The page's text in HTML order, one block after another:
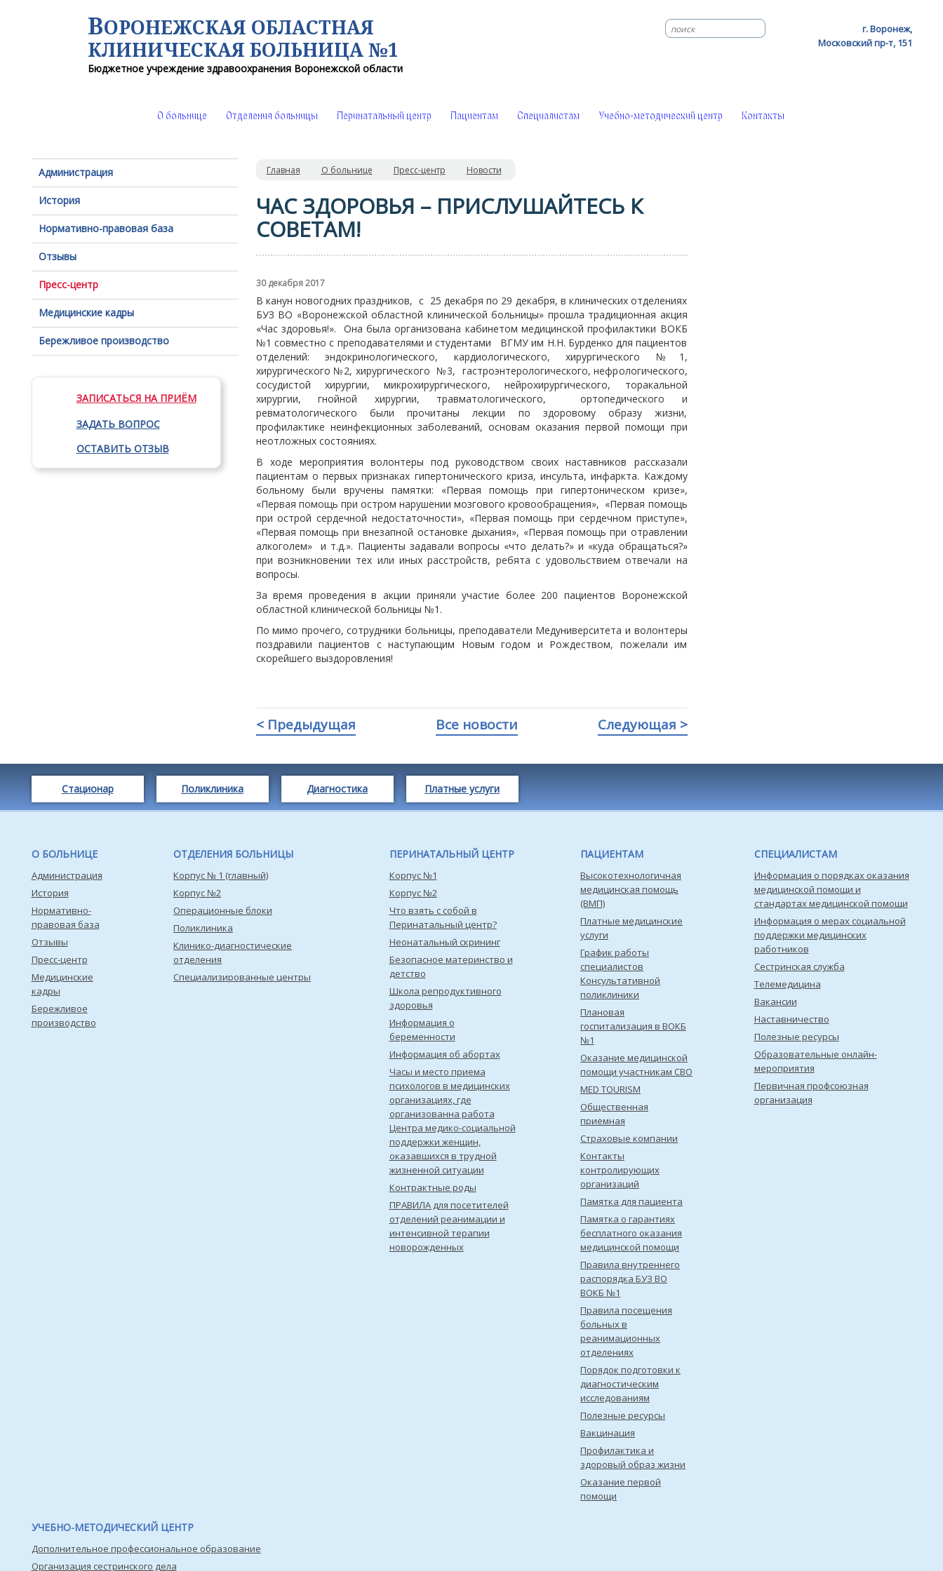
ВОРОНЕЖСКАЯ ОБЛАСТНАЯ
КЛИНИЧЕСКАЯ БОЛЬНИЦА №1
Бюджетное учреждение здравоохранения Воронежской области
г. Воронеж,
Московский пр-т, 151
О больнице Отделения больницы Перинатальный центр Пациентам Специалистам Учебно-методический центр Контакты
Администрация
История
Нормативно-правовая база
Отзывы
Пресс-центр
Медицинские кадры
Бережливое производство
ЗАПИСАТЬСЯ НА ПРИЁМ
ЗАДАТЬ ВОПРОС
ОСТАВИТЬ ОТЗЫВ
Главная О больнице Пресс-центр Новости
ЧАС ЗДОРОВЬЯ – ПРИСЛУШАЙТЕСЬ К
СОВЕТАМ!
30 декабря 2017
В канун новогодних праздников, с 25 декабря по 29 декабря, в клинических отделениях
БУЗ ВО «Воронежской областной клинической больницы» прошла традиционная акция
«Час здоровья!». Она была организована кабинетом медицинской профилактики ВОКБ
№1 совместно с преподавателями и студентами ВГМУ им Н.Н. Бурденко для пациентов
отделений: эндокринологического, кардиологического, хирургического №1,
хирургического №2, хирургического №3, гастроэнтерологического, нефрологического,
сосудистой хирургии, микрохирургического, нейрохирургического, торакальной
хирургии, гнойной хирургии, травматологического, ортопедического и
ревматологического были прочитаны лекции по здоровому образу жизни,
профилактике неинфекционных заболеваний, основам оказания первой помощи при
неотложных состояниях.
В ходе мероприятия волонтеры под руководством своих наставников рассказали
пациентам о первых признаках гипертонического криза, инсульта, инфаркта. Каждому
больному были вручены памятки: «Первая помощь при гипертоническом кризе»,
«Первая помощь при остром нарушении мозгового кровообращения», «Первая помощь
при острой сердечной недостаточности», «Первая помощь при сердечном приступе»,
«Первая помощь при внезапной остановке дыхания», «Первая помощь при отравлении
алкоголем» и т.д.». Пациенты задавали вопросы «что делать?» и «куда обращаться?»
при возникновении тех или иных расстройств, ребята с удовольствием отвечали на
вопросы.
За время проведения в акции приняли участие более 200 пациентов Воронежской
областной клинической больницы №1.
По мимо прочего, сотрудники больницы, преподаватели Медуниверситета и волонтеры
поздравили пациентов с наступающим Новым годом и Рождеством, пожелали им
скорейшего выздоровления!
< Предыдущая Все новости Следующая >
Стационар Поликлиника Диагностика Платные услуги
О БОЛЬНИЦЕ
Администрация
История
Нормативно-
правовая база
Отзывы
Пресс-центр
Медицинские
кадры
Бережливое
производство
ОТДЕЛЕНИЯ БОЛЬНИЦЫ
Корпус № 1 (главный)
Корпус №2
Операционные блоки
Поликлиника
Клинико-диагностические
отделения
Специализированные центры
ПЕРИНАТАЛЬНЫЙ ЦЕНТР
Корпус №1
Корпус №2
Что взять с собой в
Перинатальный центр?
Неонатальный скрининг
Безопасное материнство и
детство
Школа репродуктивного
здоровья
Информация о
беременности
Информация об абортах
Часы и место приема
психологов в медицинских
организациях, где
организованна работа
Центра медико-социальной
поддержки женщин,
оказавшихся в трудной
жизненной ситуации
Контрактные роды
ПРАВИЛА для посетителей
отделений реанимации и
интенсивной терапии
новорожденных
ПАЦИЕНТАМ
Высокотехнологичная
медицинская помощь
(ВМП)
Платные медицинские
услуги
График работы
специалистов
Консультативной
поликлиники
Плановая
госпитализация в ВОКБ
№1
Оказание медицинской
помощи участникам СВО
MED TOURISM
Общественная
приемная
Страховые компании
Контакты
контролирующих
организаций
Памятка для пациента
Памятка о гарантиях
бесплатного оказания
медицинской помощи
Правила внутреннего
распорядка БУЗ ВО
ВОКБ №1
Правила посещения
больных в
реанимационных
отделениях
Порядок подготовки к
диагностическим
исследованиям
Полезные ресурсы
Вакцинация
Профилактика и
здоровый образ жизни
Оказание первой
помощи
СПЕЦИАЛИСТАМ
Информация о порядках оказания
медицинской помощи и
стандартах медицинской помощи
Информация о мерах социальной
поддержки медицинских
работников
Сестринская служба
Телемедицина
Вакансии
Наставничество
Полезные ресурсы
Образовательные онлайн-
мероприятия
Первичная профсоюзная
организация
УЧЕБНО-МЕТОДИЧЕСКИЙ ЦЕНТР
Дополнительное профессиональное образование
Организация сестринского дела